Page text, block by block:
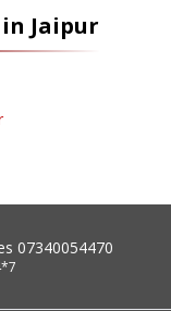
Jaipur
07340054470